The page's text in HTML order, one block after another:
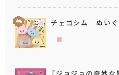
チェゴシム ぬいぐ
『ジョジョの奇妙